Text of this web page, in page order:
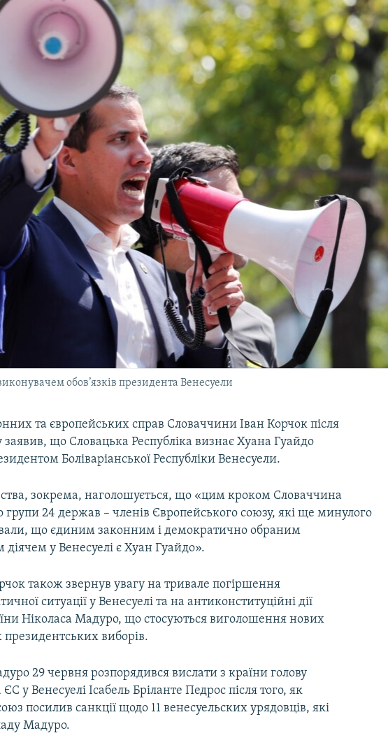
обов’язків президента Венесуели
та європейських справ Словаччини Іван Корчок після
заявив, що Словацька Республіка визнає Хуана Гуайдо
Боліваріанської Республіки Венесуели.
зокрема, наголошується, що «цим кроком Словаччина
групи 24 держав – членів Європейського союзу, які ще минулого
що єдиним законним і демократично обраним
у Венесуелі є Хуан Гуайдо».
також звернув увагу на тривале погіршення
ситуації у Венесуелі та на антиконституційні дії
Ніколаса Мадуро, що стосуються виголошення нових
виборів.
29 червня розпорядився вислати з країни голову
у Венесуелі Ісабель Бріланте Педрос після того, як
посилив санкції щодо 11 венесуельских урядовців, які
Мадуро.